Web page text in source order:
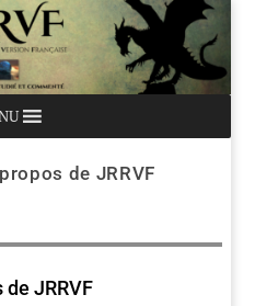
de JRRVF
de JRRVF